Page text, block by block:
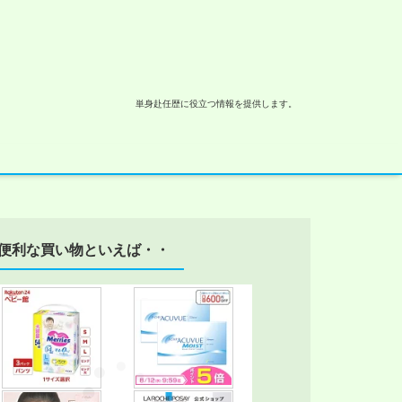
単身赴任歴に役立つ情報を提供します。
利な買い物といえば・・